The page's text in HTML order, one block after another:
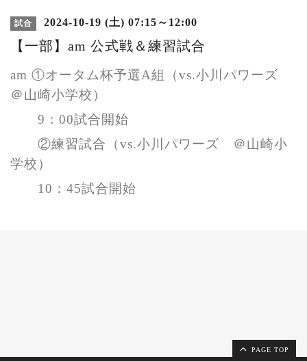
試合 2024-10-19 (土) 07:15～12:00
【一部】am 公式戦＆練習試合
am ①オータム杯予選A組
（vs.小川パワーズ
＠山崎小学校）
9：00試合開始
②練習試合（vs.小川パワーズ ＠山崎小
学校）
10：45試合開始
PAGE TOP